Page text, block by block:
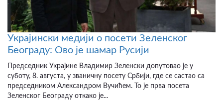
Украјински медији о посети Зеленског
Београду: Ово је шамар Русији
Председник Украјине Владимир Зеленски допутовао је у
суботу, 8. августа, у званичну посету Србији, где се састао са
председником Александром Вучићем. То је прва посета
Зеленског Београду откако је...